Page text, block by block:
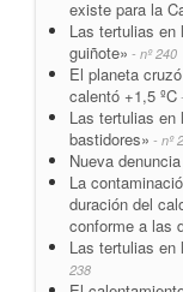
existe para la
Las tertulias en
guiñote» - nº 240
El planeta
calentó +1,5 ºC
Las tertulias
bastidores» - nº
Nueva
La
duración del
conforme a las
Las tertulias en
238